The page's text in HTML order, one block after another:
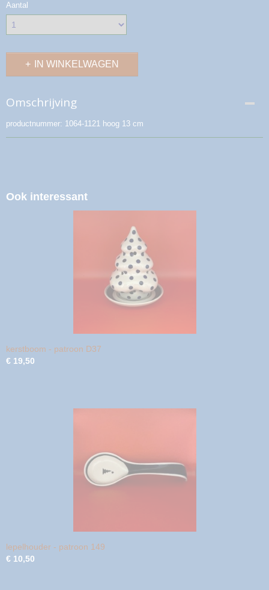
Aantal
IN WINKELWAGEN
Omschrijving
productnummer: 1064-1121 hoog 13 cm
Ook interessant
kerstboom - patroon D37
€ 19,50
lepelhouder - patroon 149
€ 10,50